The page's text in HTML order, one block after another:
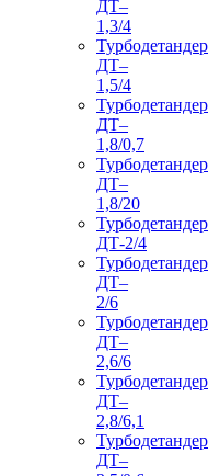
ДТ–
1,3/4
Турбодетандер
ДТ–
1,5/4
Турбодетандер
ДТ–
1,8/0,7
Турбодетандер
ДТ–
1,8/20
Турбодетандер
ДТ-2/4
Турбодетандер
ДТ–
2/6
Турбодетандер
ДТ–
2,6/6
Турбодетандер
ДТ–
2,8/6,1
Турбодетандер
ДТ–